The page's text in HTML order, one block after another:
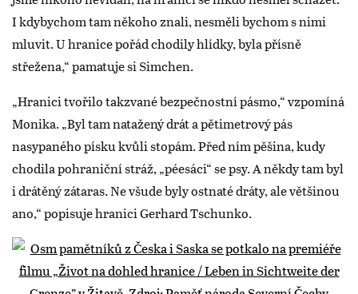
I kdybychom tam někoho znali, nesměli bychom s nimi
mluvit. U hranice pořád chodily hlídky, byla přísně
střežena,“ pamatuje si Simchen.
„Hranici tvořilo takzvané bezpečnostní pásmo,“ vzpomíná
Monika. „Byl tam natažený drát a pětimetrový pás
nasypaného písku kvůli stopám. Před ním pěšina, kudy
chodila pohraniční stráž, „péesáci“ se psy. A někdy tam byl
i drátěný zátaras. Ne všude byly ostnaté dráty, ale většinou
ano,“ popisuje hranici Gerhard Tschunko.